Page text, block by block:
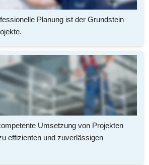
Planung ist der Grundstein
Umsetzung von Projekten
effizienten und zuverlässigen